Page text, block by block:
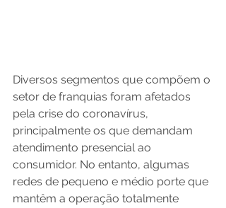
Diversos segmentos que compõem o
setor de franquias foram afetados
pela crise do coronavírus,
principalmente os que demandam
atendimento presencial ao
consumidor. No entanto, algumas
redes de pequeno e médio porte que
mantêm a operação totalmente